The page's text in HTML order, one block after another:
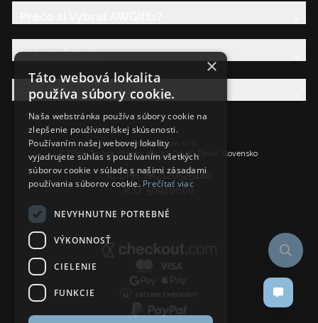
Právna Sekcia
AW Rodina
Ancient Wisdom s.r.o.,
CTPark Trnava, Prílohy 583/57, 919 26 Zavar, Slovensko
IČ DPH: SK2120525440
IČO: 50920600
×
Táto webová lokalita
používa súbory cookie.
Naša webstránka používa súbory cookie na
zlepšenie používateľskej skúsenosti.
Používaním našej webovej lokality
vyjadrujete súhlas s používaním všetkých
súborov cookie v súlade s našimi zásadami
používania súborov cookie. Prečítať viac
NEVYHNUTNE POTREBNÉ
VÝKONNOSŤ
CIELENIE
FUNKCIE